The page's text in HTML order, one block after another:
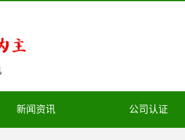
新闻资讯 公司认证